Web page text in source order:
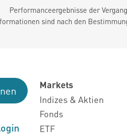
Performanceergebnisse der
sind nach den
Markets
Indizes & Aktien
Fonds
ETF